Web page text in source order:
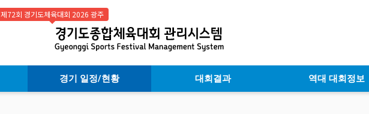
제72회 경기도체육대회 2026 광주
경기 일정/현황 대회결과 역대 대회정보